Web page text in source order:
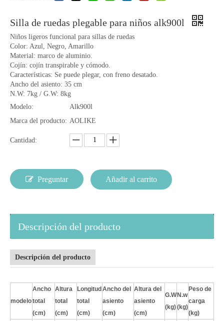
Silla de ruedas plegable para niños alk900l
Niños ligeros funcional para sillas de ruedas
Color: Azul, Negro, Amarillo
Material: marco de aluminio.
Cojín: cojín transpirable y cómodo.
Características: Se puede plegar, con freno desatado.
Ancho del asiento: 35 cm
N.W: 7kg / G.W: 8kg
Modelo:
Alk900l
Marca del producto: AOLIKE
Cantidad:
Preguntar Añadir al carrito
Descripción del producto
Descripción del producto
modelo
Ancho
total
(cm)
Altura
total
(cm)
Longitud
total
(cm)
Ancho del
asiento
(cm)
Altura del
asiento
(cm)
G.W
(kg)
N.w
(kg)
Peso de
carga
(kg)